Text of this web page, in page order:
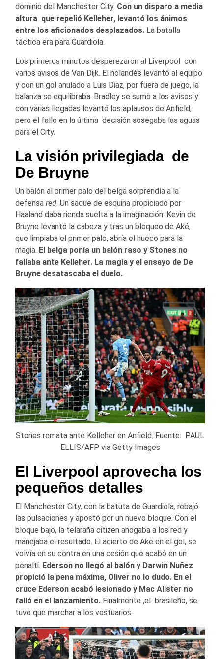
dominio del Manchester City. Con un disparo a media
altura que repelió Kelleher, levantó los ánimos
entre los aficionados desplazados. La batalla
táctica era para Guardiola.
Los primeros minutos desperezaron al Liverpool con
varios avisos de Van Dijk. El holandés levantó al equipo
y con un gol anulado a Luis Diaz, por fuera de juego, la
balanza se equilibraba. Bradley se sumó a los avisos y
con varias llegadas levantó los aplausos de Anfield,
pero el fallo en la última decisión sosegaba las aguas
para el City.
La visión privilegiada de
De Bruyne
Un balón al primer palo del belga sorprendía a la
defensa red. Un saque de esquina propiciado por
Haaland daba rienda suelta a la imaginación. Kevin de
Bruyne levantó la cabeza y tras un bloqueo de Aké,
que limpiaba el primer palo, abría el hueco para la
magia. El belga ponía un balón raso y Stones no
fallaba ante Kelleher. La magia y el ensayo de De
Bruyne desatascaba el duelo.
Stones remata ante Kelleher en Anfield. Fuente: PAUL
ELLIS/AFP via Getty Images
El Liverpool aprovecha los
pequeños detalles
El Manchester City, con la batuta de Guardiola, rebajó
las pulsaciones y apostó por un nuevo bloque. Con el
bloque bajo, la telaraña citizen ahogaba a los red y
manejaba el resultado. El acierto de Aké en el gol, se
volvía en su contra en una cesión que acabó en un
penalti. Ederson no llegó al balón y Darwin Nuñez
propició la pena máxima, Oliver no lo dudo. En el
cruce Ederson acabó lesionado y Mac Alister no
falló en el lanzamiento. Finalmente ,el brasileño, se
tuvo que marchar a los vestuarios.